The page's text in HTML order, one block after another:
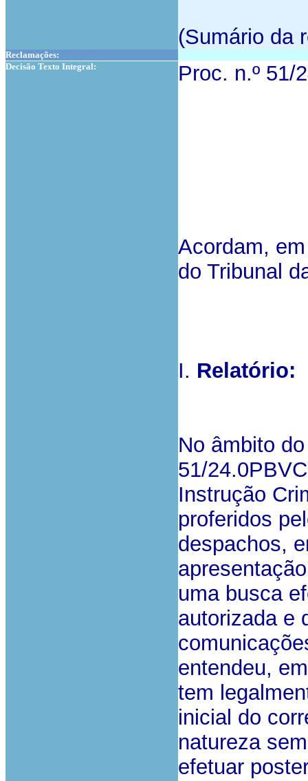
(Sumário da
Reclamações:
Decisão Texto Integral:
Proc. n.º 51/
Acordam,
do Tribunal
I. Relatório:
No âmbito
51/
Instrução
proferidos
despachos,
uma busca
autorizada e
entendeu,
tem
inicial do
natureza
efetuar